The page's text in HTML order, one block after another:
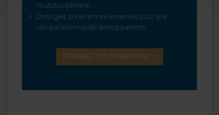
multidisciplinaire.
Chirurgies sûres et mini-invasives pour une
récupération rapide de nos patients.
DEMANDEZ DES INFORMATIONS